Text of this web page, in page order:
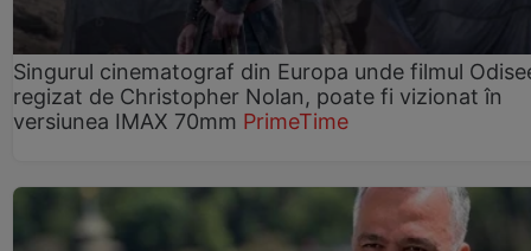
Singurul cinematograf din Europa unde filmul
regizat de Christopher Nolan, poate fi vizionat în
versiunea IMAX 70mm PrimeTime